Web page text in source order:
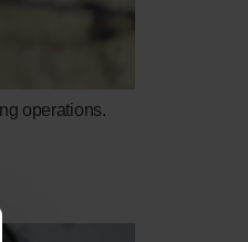
operations.